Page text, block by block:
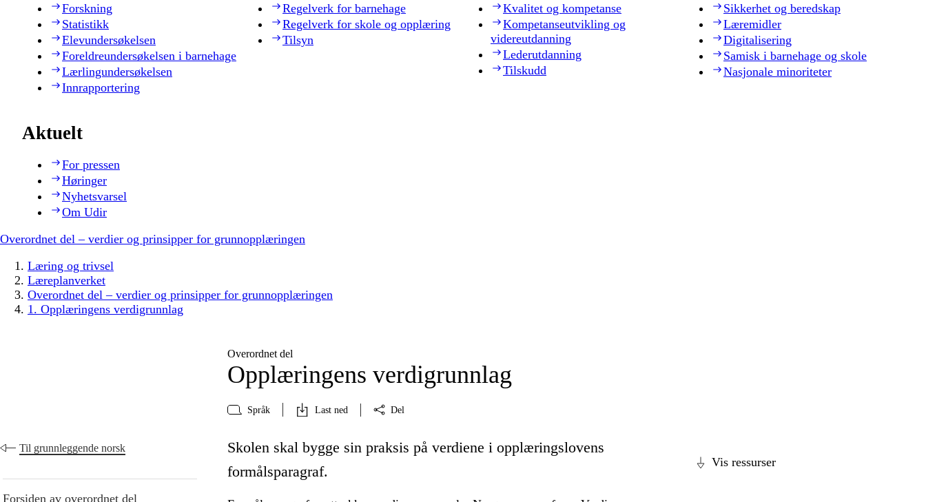
Forskning
Statistikk
Elevundersøkelsen
Foreldreundersøkelsen i barnehage
Lærlingundersøkelsen
Innrapportering
Regelverk for barnehage
Regelverk for skole og opplæring
Tilsyn
Kvalitet og kompetanse
Kompetanseutvikling og
videreutdanning
Lederutdanning
Tilskudd
Sikkerhet og beredskap
Læremidler
Digitalisering
Samisk i barnehage og skole
Nasjonale minoriteter
Aktuelt
For pressen
Høringer
Nyhetsvarsel
Om Udir
Overordnet del – verdier og prinsipper for grunnopplæringen
Læring og trivsel
Læreplanverket
Overordnet del – verdier og prinsipper for grunnopplæringen
1. Opplæringens verdigrunnlag
Overordnet del
Opplæringens verdigrunnlag
Språk Last ned Del
Til grunnleggende norsk
Forsiden av overordnet del
Vis ressurser
Skolen skal bygge sin praksis på verdiene i opplæringslovens
formålsparagraf.